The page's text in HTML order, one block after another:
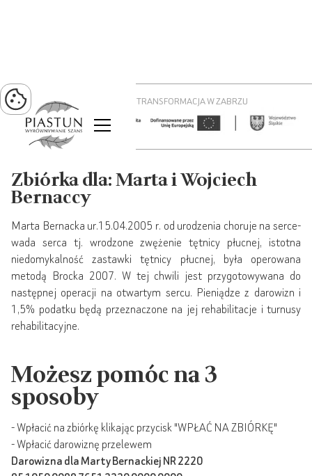
PROJEKT ZIELONA TRANSFORMACJA W ZABRZU
Zbiórka dla: Marta i Wojciech
Bernaccy
Marta Bernacka ur.15.04.2005 r. od urodzenia choruje na serce-
wada serca tj. wrodzone zwężenie tętnicy płucnej, istotna
niedomykalność zastawki tętnicy płucnej, była operowana
metodą Brocka 2007. W tej chwili jest przygotowywana do
następnej operacji na otwartym sercu. Pieniądze z darowizn i
1,5% podatku będą przeznaczone na jej rehabilitacje i turnusy
rehabilitacyjne.
Możesz pomóc na 3
sposoby
- Wpłacić na zbiórkę klikając przycisk "WPŁAĆ NA ZBIÓRKĘ"
- Wpłacić darowiznę przelewem
Darowizna dla Marty Bernackiej NR 2220